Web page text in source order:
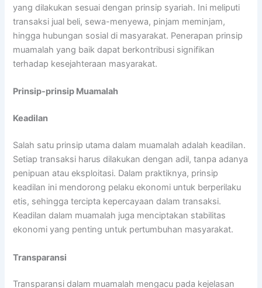
yang dilakukan sesuai dengan prinsip syariah. Ini meliputi
transaksi jual beli, sewa-menyewa, pinjam meminjam,
hingga hubungan sosial di masyarakat. Penerapan prinsip
muamalah yang baik dapat berkontribusi signifikan
terhadap kesejahteraan masyarakat.
Prinsip-prinsip Muamalah
Keadilan
Salah satu prinsip utama dalam muamalah adalah keadilan.
Setiap transaksi harus dilakukan dengan adil, tanpa adanya
penipuan atau eksploitasi. Dalam praktiknya, prinsip
keadilan ini mendorong pelaku ekonomi untuk berperilaku
etis, sehingga tercipta kepercayaan dalam transaksi.
Keadilan dalam muamalah juga menciptakan stabilitas
ekonomi yang penting untuk pertumbuhan masyarakat.
Transparansi
Transparansi dalam muamalah mengacu pada kejelasan